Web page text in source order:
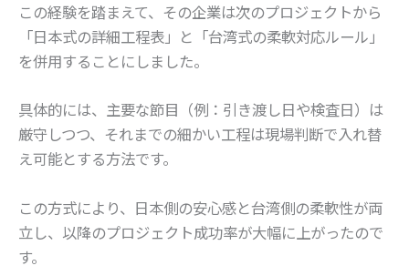
この経験を踏まえて、その企業は次のプロジェクトから
「日本式の詳細工程表」と「台湾式の柔軟対応ルール」
を併用することにしました。
具体的には、主要な節目（例：引き渡し日や検査日）は
厳守しつつ、それまでの細かい工程は現場判断で入れ替
え可能とする方法です。
この方式により、日本側の安心感と台湾側の柔軟性が両
立し、以降のプロジェクト成功率が大幅に上がったので
す。